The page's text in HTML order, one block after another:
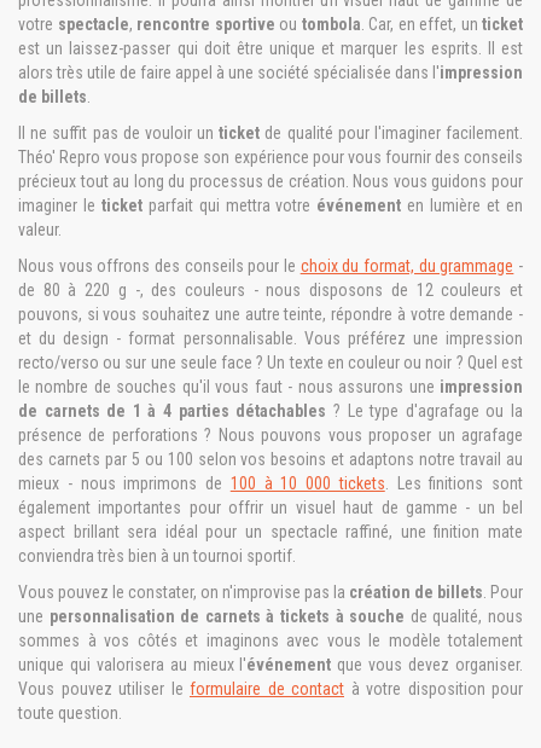
votre spectacle, rencontre sportive ou tombola . Car, en effet, un ticket
est un laissez-passer qui doit être unique et marquer les esprits. Il est
alors très utile de faire appel à une société spécialisée dans l'impression
de billets
Il ne suffit pas de vouloir unticket de qualité pour l'imaginer facilement.
Théo' Repro vous propose son expérience pour vous fournir des conseils
précieux tout au long du processus de création. Nous vous guidons pour
imaginer le ticketparfait qui mettra votre événement en lumière et en
valeur.
Nous vous offrons des conseils pour le choix du format, du grammage -
de 80 à 220 g -, des couleurs - nous disposons de 12 couleurs et
pouvons, si vous souhaitez une autre teinte, répondre à votre demande -
et du design - format personnalisable. Vous préférez une impression
recto/verso ou sur une seule face ? Un texte en couleur ou noir ? Quel est
le nombre de souches qu'il vous faut - nous assurons une impression
de carnets de 1 à 4 parties détachables ? Le type d'agrafage ou la
présence de perforations ? Nous pouvons vous proposer un agrafage
des carnets par 5 ou 100 selon vos besoins et adaptons notre travail au
mieux - nous imprimons de 100 à 10 000 tickets . Les finitions sont
également importantes pour offrir un visuel haut de gamme - un bel
aspect brillant sera idéal pour un spectacle raffiné, une finition mate
conviendra très bien à un tournoi sportif.
Vous pouvez le constater, on n'improvise pas la création de billets . Pour
une personnalisation de carnets àtickets à souche de qualité, nous
sommes à vos côtés et imaginons avec vous le modèle totalement
unique qui valorisera au mieux l'événement que vous devez organiser.
Vous pouvez utiliser le formulaire de contact à votre disposition pour
toute question.